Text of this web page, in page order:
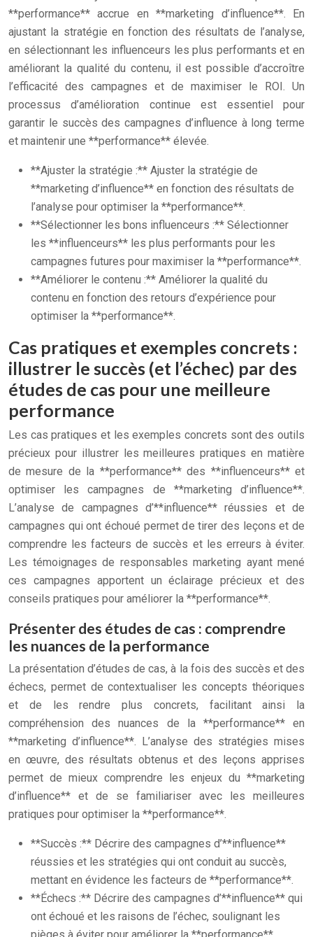
**performance** accrue en **marketing d’influence**. En
ajustant la stratégie en fonction des résultats de l’analyse,
en sélectionnant les influenceurs les plus performants et en
améliorant la qualité du contenu, il est possible d’accroître
l’efficacité des campagnes et de maximiser le ROI. Un
processus d’amélioration continue est essentiel pour
garantir le succès des campagnes d’influence à long terme
et maintenir une **performance** élevée.
**Ajuster la stratégie :** Ajuster la stratégie de
**marketing d’influence** en fonction des résultats de
l’analyse pour optimiser la **performance**.
**Sélectionner les bons influenceurs :** Sélectionner
les **influenceurs** les plus performants pour les
campagnes futures pour maximiser la **performance**.
**Améliorer le contenu :** Améliorer la qualité du
contenu en fonction des retours d’expérience pour
optimiser la **performance**.
Cas pratiques et exemples concrets :
illustrer le succès (et l’échec) par des
études de cas pour une meilleure
performance
Les cas pratiques et les exemples concrets sont des outils
précieux pour illustrer les meilleures pratiques en matière
de mesure de la **performance** des **influenceurs** et
optimiser les campagnes de **marketing d’influence**.
L’analyse de campagnes d’**influence** réussies et de
campagnes qui ont échoué permet de tirer des leçons et de
comprendre les facteurs de succès et les erreurs à éviter.
Les témoignages de responsables marketing ayant mené
ces campagnes apportent un éclairage précieux et des
conseils pratiques pour améliorer la **performance**.
Présenter des études de cas : comprendre
les nuances de la performance
La présentation d’études de cas, à la fois des succès et des
échecs, permet de contextualiser les concepts théoriques
et de les rendre plus concrets, facilitant ainsi la
compréhension des nuances de la **performance** en
**marketing d’influence**. L’analyse des stratégies mises
en œuvre, des résultats obtenus et des leçons apprises
permet de mieux comprendre les enjeux du **marketing
d’influence** et de se familiariser avec les meilleures
pratiques pour optimiser la **performance**.
**Succès :** Décrire des campagnes d’**influence**
réussies et les stratégies qui ont conduit au succès,
mettant en évidence les facteurs de **performance**.
**Échecs :** Décrire des campagnes d’**influence** qui
ont échoué et les raisons de l’échec, soulignant les